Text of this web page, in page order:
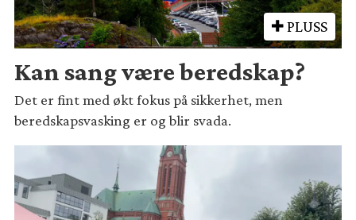
PLUSS
Kan sang være beredskap?
Det er fint med økt fokus på sikkerhet, men
beredskapsvasking er og blir svada.